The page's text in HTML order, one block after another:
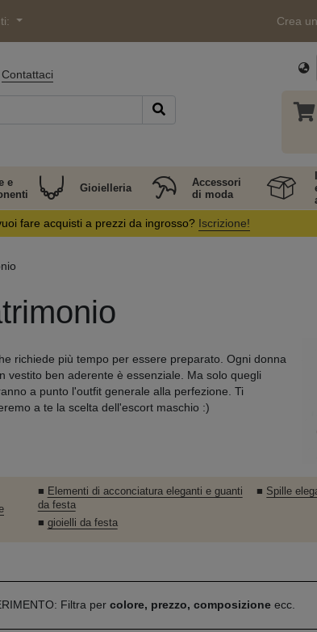
Crea
Contattaci
e
Gioielleria
Accessori
di moda
fare acquisti a prezzi da ingrosso? Iscrizione!
richiede più tempo per essere preparato. Ogni donna
vestito ben aderente è essenziale. Ma solo quegli
a punto l'outfit generale alla perfezione. Ti
a te la scelta dell'escort maschio :)
■ Elementi di acconciatura eleganti e guanti
da festa
■ gioielli da festa
■ Spille
Filtra per colore, prezzo, composizioneecc.